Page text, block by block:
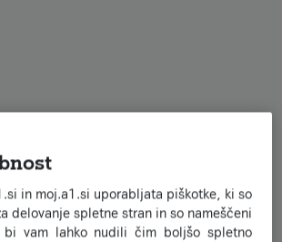
in moj.a1.si uporabljata piškotke, ki so
delovanje spletne stran in so nameščeni
bi vam lahko nudili čim boljšo spletno